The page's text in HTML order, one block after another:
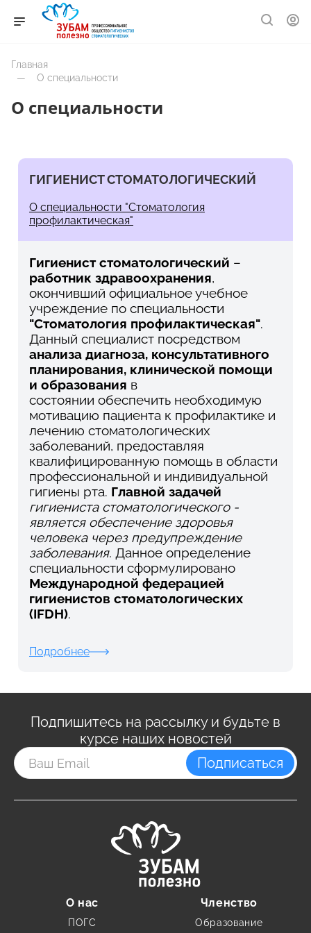
О специальности
Главная
—
О специальности
ГИГИЕНИСТ СТОМАТОЛОГИЧЕСКИЙ
О специальности "Стоматология
профилактическая"
Гигиенист стоматологический –
работник здравоохранения,
окончивший официальное учебное
учреждение по специальности
"Стоматология профилактическая".
Данный специалист посредством
анализа диагноза, консультативного
планирования, клинической помощи
и образования в
состоянии обеспечить необходимую
мотивацию пациента к профилактике и
лечению стоматологических
заболеваний, предоставляя
квалифицированную помощь в области
профессиональной и индивидуальной
гигиены рта. Главной задачей
гигиениста стоматологического -
является обеспечение здоровья
человека через предупреждение
заболевания. Данное определение
специальности сформулировано
Международной федерацией
гигиенистов стоматологических
(IFDH).
Подробнее
Подпишитесь на рассылку и будьте в
курсе наших новостей
Подписаться
О нас
ПОГС
Членство
Образование